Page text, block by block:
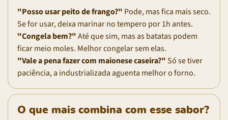
"Posso usar peito de frango?" Pode, mas fica mais seco.
Se for usar, deixa marinar no tempero por 1h antes.
"Congela bem?"Até que sim, mas as batatas podem
ficar meio moles. Melhor congelar sem elas.
"Vale a pena fazer com maionese caseira?"Só se tiver
paciência, a industrializada aguenta melhor o forno.
O que mais combina com esse sabor?